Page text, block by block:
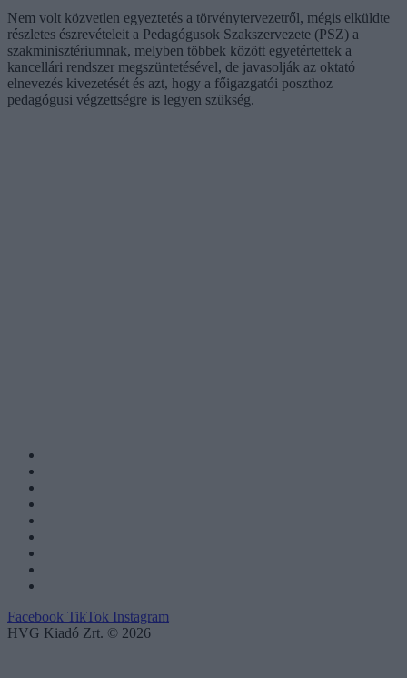
Nem volt közvetlen egyeztetés a törvénytervezetről, mégis elküldte
részletes észrevételeit a Pedagógusok Szakszervezete (PSZ) a
szakminisztériumnak, melyben többek között egyetértettek a
kancellári rendszer megszüntetésével, de javasolják az oktató
elnevezés kivezetését és azt, hogy a főigazgatói poszthoz
pedagógusi végzettségre is legyen szükség.
Facebook TikTok Instagram
HVG Kiadó Zrt. © 2026